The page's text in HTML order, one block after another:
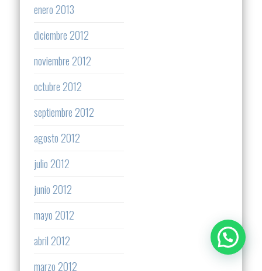
enero 2013
diciembre 2012
noviembre 2012
octubre 2012
septiembre 2012
agosto 2012
julio 2012
junio 2012
mayo 2012
abril 2012
marzo 2012